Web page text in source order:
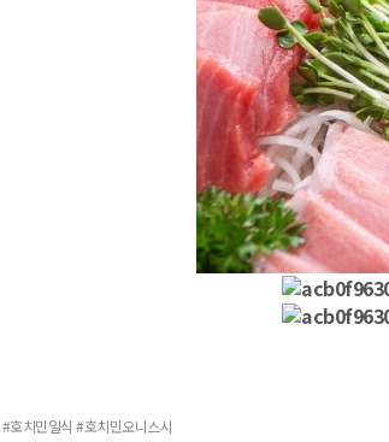
호치민일식 #호치민오니스시